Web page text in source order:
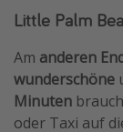
Little Palm
Am anderen
wunderschöne
Minuten
oder Taxi auf